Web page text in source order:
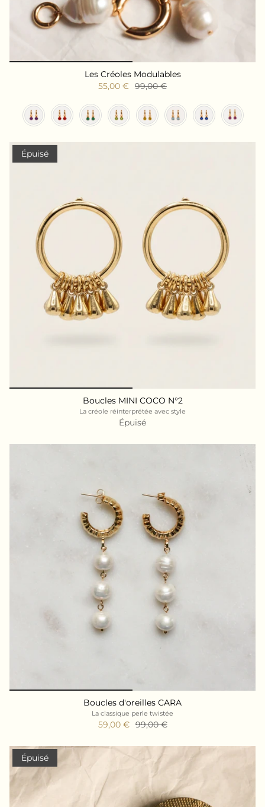
Les Créoles Modulables
55,00 € 99,00 €
Couleur des cristaux
Épuisé
Boucles MINI COCO N°2
La créole réinterprétée avec style
Épuisé
Boucles d'oreilles CARA
La classique perle twistée
59,00 € 99,00 €
Épuisé